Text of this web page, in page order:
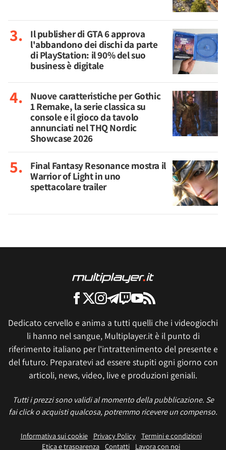
Il publisher di GTA 6 approva
l'abbandono dei dischi da parte
di PlayStation: il 90% del suo
business è digitale
Nuove caratteristiche per Gothic
1 Remake, la serie classica su
console e il gioco da tavolo
annunciati nel THQ Nordic
Showcase 2026
Final Fantasy Resonance mostra il
Warrior of Light in uno
spettacolare trailer
Dedicato cervello e anima a tutti quelli che i videogiochi
li hanno nel sangue, Multiplayer.it è il punto di
riferimento italiano per l'intrattenimento del presente e
del futuro. Preparatevi ad essere stupiti ogni giorno con
articoli, news, video, live e produzioni geniali.
Tutti i prezzi sono validi al momento della pubblicazione. Se
fai click o acquisti qualcosa, potremmo ricevere un compenso.
Informativa sui cookie Privacy Policy
Termini e condizioni
Etica e trasparenza Contatti Lavora con noi